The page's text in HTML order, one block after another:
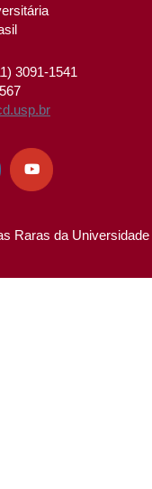
3091-1541

Raras da Universidade